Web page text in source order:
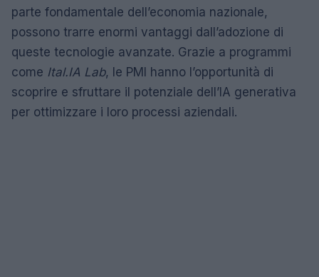
parte fondamentale dell’economia nazionale,
possono trarre enormi vantaggi dall’adozione di
queste tecnologie avanzate. Grazie a programmi
come Ital.IA Lab, le PMI hanno l’opportunità di
scoprire e sfruttare il potenziale dell’IA generativa
per ottimizzare i loro processi aziendali.